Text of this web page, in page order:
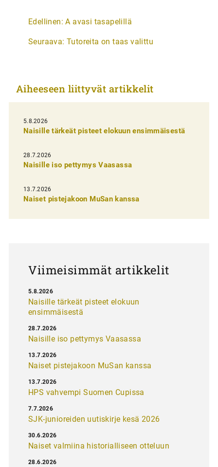
A
t
k
e
l
i
e
n
e
Edellinen: A avasi tasapelillä
Seuraava: Tutoreita on taas valittu
Aiheeseen liittyvät artikkelit
5.8.2026
Naisille tärkeät pisteet elokuun ensimmäisestä
28.7.2026
Naisille iso pettymys Vaasassa
13.7.2026
Naiset pistejakoon MuSan kanssa
Viimeisimmät artikkelit
Naisille tärkeät pisteet elokuun
ensimmäisestä
5.8.2026
Naisille iso pettymys Vaasassa
28.7.2026
Naiset pistejakoon MuSan kanssa
13.7.2026
HPS vahvempi Suomen Cupissa
13.7.2026
SJK-junioreiden uutiskirje kesä 2026
7.7.2026
Naiset valmiina historialliseen otteluun
30.6.2026
28.6.2026